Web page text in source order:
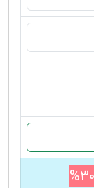
30%